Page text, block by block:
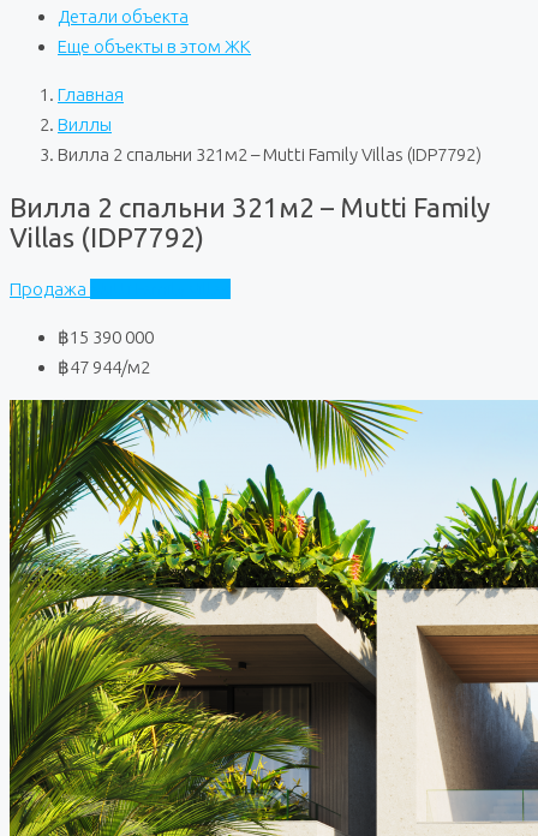
Детали объекта
Еще объекты в этом ЖК
Главная
Виллы
Вилла 2 спальни 321м2 – Mutti Family Villas (IDP7792)
Вилла 2 спальни 321м2 – Mutti Family
Villas (IDP7792)
Продажа
฿15 390 000
฿47 944/м2